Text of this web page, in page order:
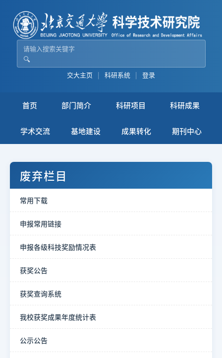
🔍
交大主页 | 科研系统 | 登录
首页 部门简介 科研项目 科研成果
学术交流 基地建设 成果转化 期刊中心
废弃栏目
常用下载
申报常用链接
申报各级科技奖励情况表
获奖公告
获奖查询系统
我校获奖成果年度统计表
公示公告